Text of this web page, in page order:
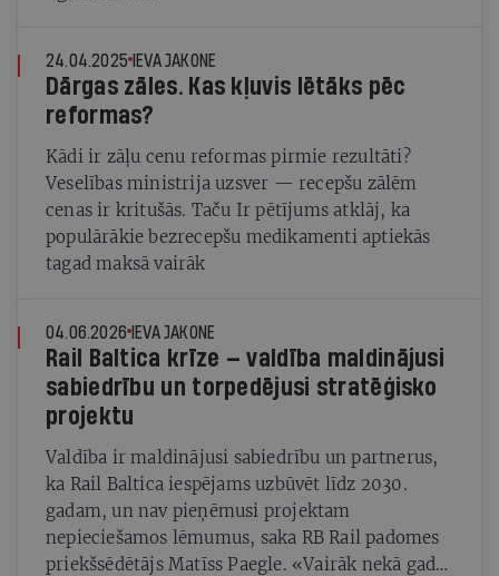
24.04.2025 IEVA JAKONE
Dārgas zāles. Kas kļuvis lētāks pēc
reformas?
Kādi ir zāļu cenu reformas pirmie rezultāti?
Veselības ministrija uzsver — recepšu zālēm
cenas ir kritušās. Taču Ir pētījums atklāj, ka
populārākie bezrecepšu medikamenti aptiekās
tagad maksā vairāk
04.06.2026 IEVA JAKONE
Rail Baltica krīze — valdība maldinājusi
sabiedrību un torpedējusi stratēģisko
projektu
Valdība ir maldinājusi sabiedrību un partnerus,
ka Rail Baltica iespējams uzbūvēt līdz 2030.
gadam, un nav pieņēmusi projektam
nepieciešamos lēmumus, saka RB Rail padomes
priekšsēdētājs Matīss Paegle. «Vairāk nekā gadu